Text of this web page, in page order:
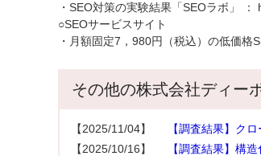
・SEO対策の実験結果「SEOラボ」
○SEOサービスサイト
・月額固定7，980円（税込）の低価
その他の株式会社ディー
【2025/11/04】
【調査結果】ク
【2025/10/16】
【調査結果】構